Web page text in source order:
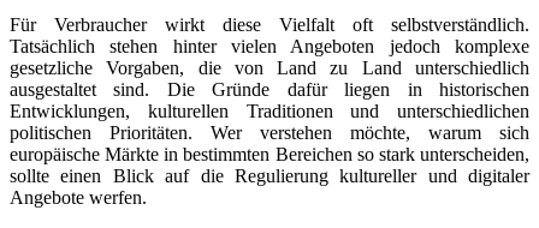
Für Verbraucher wirkt diese Vielfalt oft selbstverständlich.
Tatsächlich stehen hinter vielen Angeboten jedoch komplexe
gesetzliche Vorgaben, die von Land zu Land unterschiedlich
ausgestaltet sind. Die Gründe dafür liegen in historischen
Entwicklungen, kulturellen Traditionen und unterschiedlichen
politischen Prioritäten. Wer verstehen möchte, warum sich
europäische Märkte in bestimmten Bereichen so stark unterscheiden,
sollte einen Blick auf die Regulierung kultureller und digitaler
Angebote werfen.